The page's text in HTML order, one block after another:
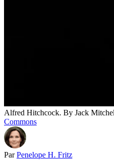
Alfred Hitchcock. By Jack
Commons
Par Penelope H. Fritz